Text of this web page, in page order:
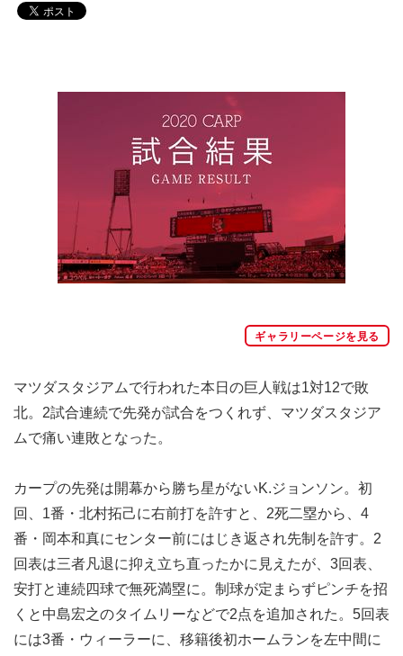
ギャラリーページを見る
マツダスタジアムで行われた本日の巨人戦は1対12で敗
北。2試合連続で先発が試合をつくれず、マツダスタジア
ムで痛い連敗となった。
カープの先発は開幕から勝ち星がないK.ジョンソン。初
回、1番・北村拓己に右前打を許すと、2死二塁から、4
番・岡本和真にセンター前にはじき返され先制を許す。2
回表は三者凡退に抑え立ち直ったかに見えたが、3回表、
安打と連続四球で無死満塁に。制球が定まらずピンチを招
くと中島宏之のタイムリーなどで2点を追加された。5回表
には3番・ウィーラーに、移籍後初ホームランを左中間に